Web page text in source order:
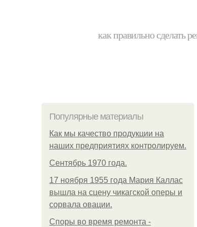
как правильно сделать
Популярные материалы
Как мы качество продукции на
наших предприятиях контролируем.
Сентябрь 1970 года.
17 ноября 1955 года Мария Каллас
вышла на сцену чикагской оперы и
сорвала овации.
Споры во время ремонта -